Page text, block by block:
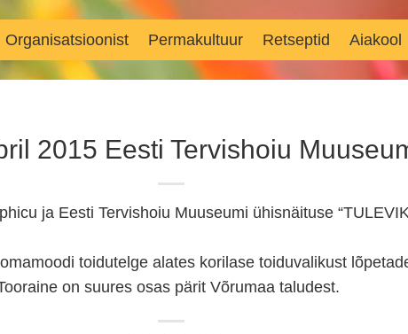
Organisatsioonist Permakultuur Retseptid Aiakool
2015 Eesti Tervishoiu
ja Eesti Tervishoiu Muuseumi ühisnäituse
toidutelge alates korilase toiduvalikust
on suures osas pärit Võrumaa taludest.